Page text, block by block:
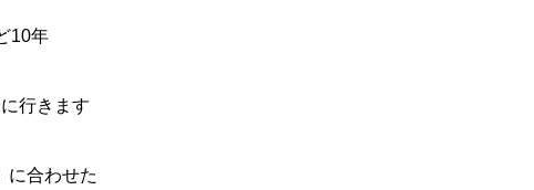
10年
行きます
に合わせた